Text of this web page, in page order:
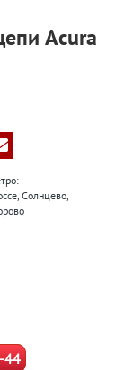
Acura
Солнцево,
44